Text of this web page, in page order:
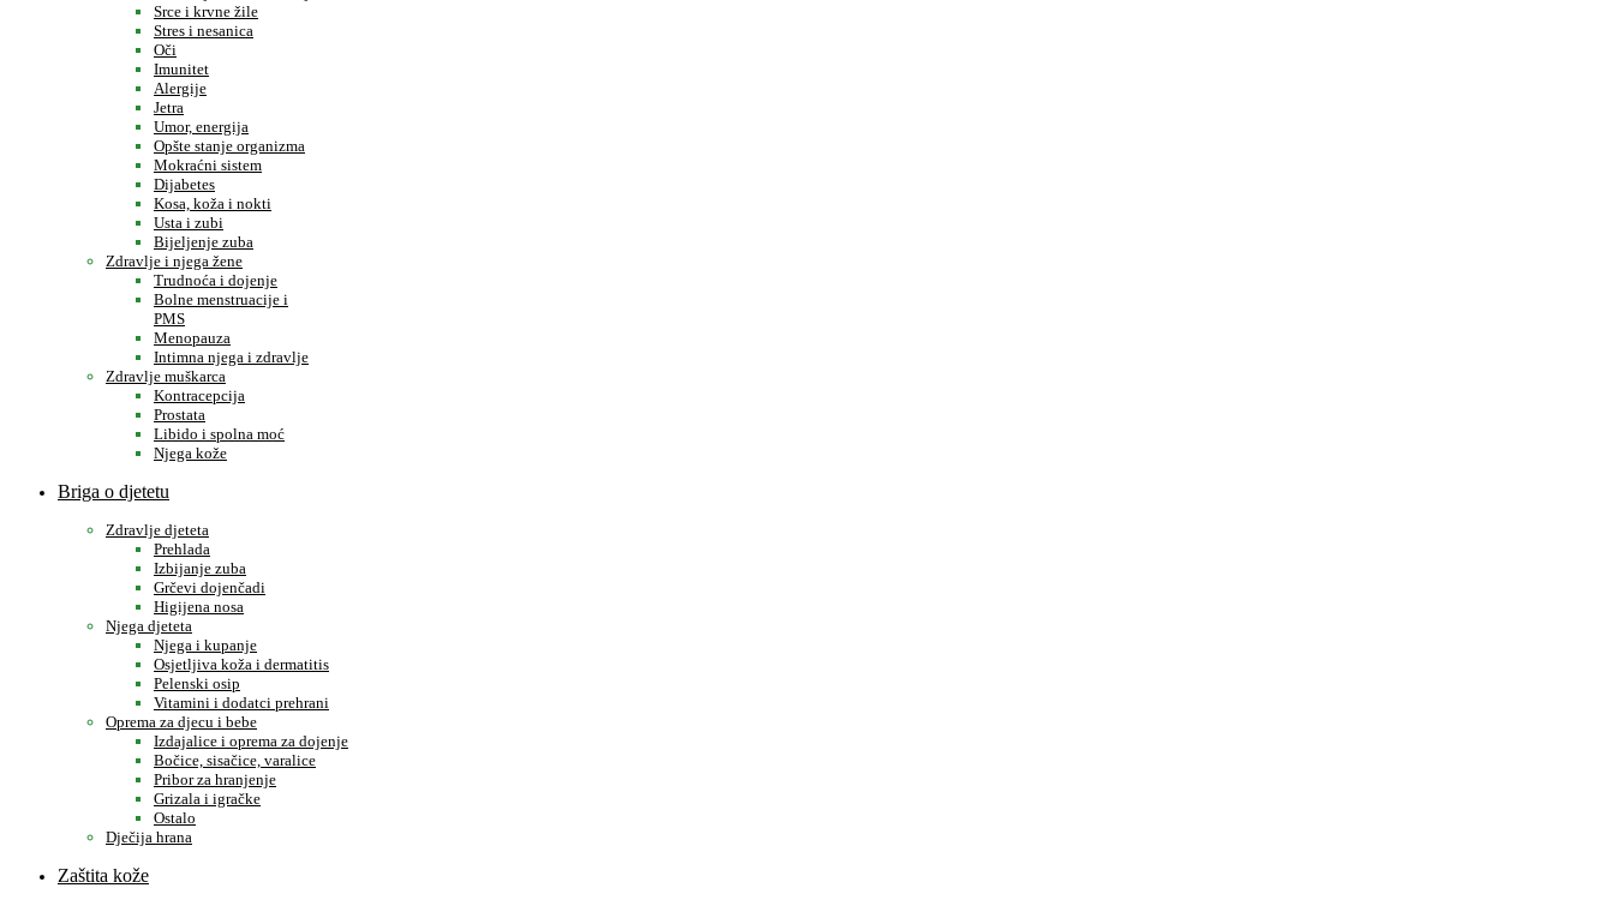
Srce i krvne žile
Stres i nesanica
Oči
Imunitet
Alergije
Jetra
Umor, energija
Opšte stanje organizma
Mokraćni sistem
Dijabetes
Kosa, koža i nokti
Usta i zubi
Bijeljenje zuba
Zdravlje i njega žene
Trudnoća i dojenje
Bolne menstruacije i
PMS
Menopauza
Intimna njega i zdravlje
Zdravlje muškarca
Kontracepcija
Prostata
Libido i spolna moć
Njega kože
Briga o djetetu
Zdravlje djeteta
Prehlada
Izbijanje zuba
Grčevi dojenčadi
Higijena nosa
Njega djeteta
Njega i kupanje
Osjetljiva koža i dermatitis
Pelenski osip
Vitamini i dodatci prehrani
Oprema za djecu i bebe
Izdajalice i oprema za dojenje
Bočice, sisačice, varalice
Pribor za hranjenje
Grizala i igračke
Ostalo
Dječija hrana
Zaštita kože